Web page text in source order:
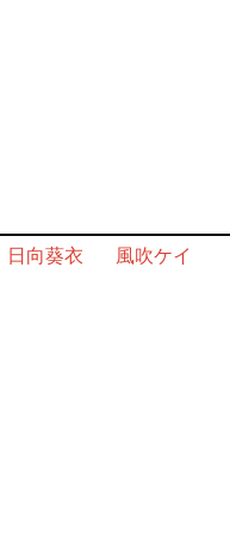
日向葵衣
風吹ケイ